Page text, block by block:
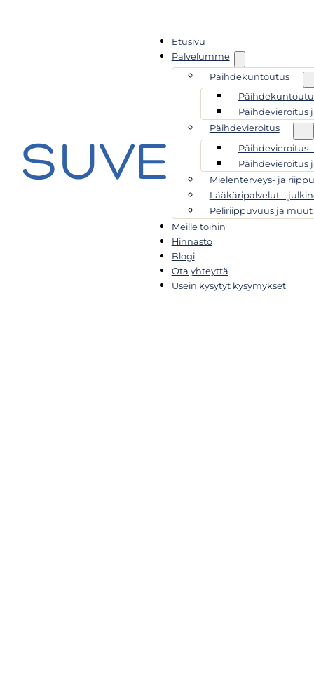
Etusivu
Palvelumme
Päihdekuntoutus
Päihdevieroitus
Päihdevieroitus
Päihdevieroitus
Päihdevieroitus
Mielenterveys- ja
Lääkäripalvelut –
Peliriippuvuus ja
Meille töihin
Hinnasto
Blogi
Ota yhteyttä
Usein kysytyt kysymykset